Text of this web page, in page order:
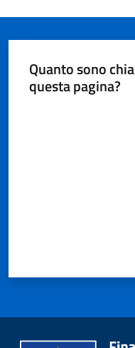
Quanto sono
questa pagina?